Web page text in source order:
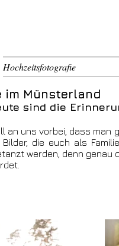
Hochzeitsfotografie
im Münsterland
heute sind
an uns vorbei, dass man
die euch als
werden, denn genau
haben